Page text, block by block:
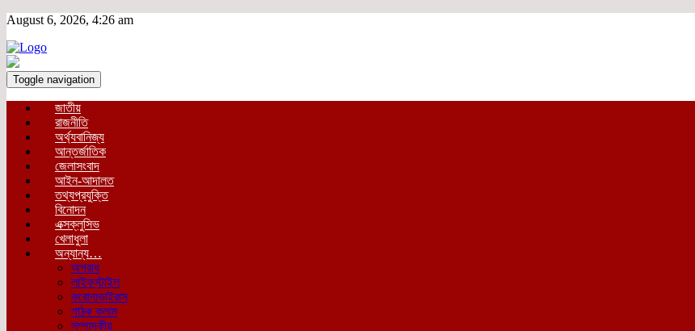
August 6, 2026, 4:26 am
Toggle navigation
জাতীয়
রাজনীতি
অর্থ্যবানিজ্য
আন্তর্জাতিক
জেলাসংবাদ
আইন-আদালত
তথ্যপ্রযুক্তি
বিনোদন
এক্সক্লুসিভ
খেলাধুলা
অন্যান্য…
অপরাধ
লাইফস্টাইল
করোনাভাইরাস
পাঠক কলাম
সম্পাদকীয়